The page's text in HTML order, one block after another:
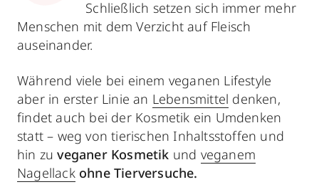
Schließlich setzen sich immer mehr
Menschen mit dem Verzicht auf Fleisch
auseinander.
Während viele bei einem veganen Lifestyle
aber in erster Linie an Lebensmittel denken,
findet auch bei der Kosmetik ein Umdenken
statt – weg von tierischen Inhaltsstoffen und
hin zuveganer Kosmetik und veganem
Nagellack ohne Tierversuche.